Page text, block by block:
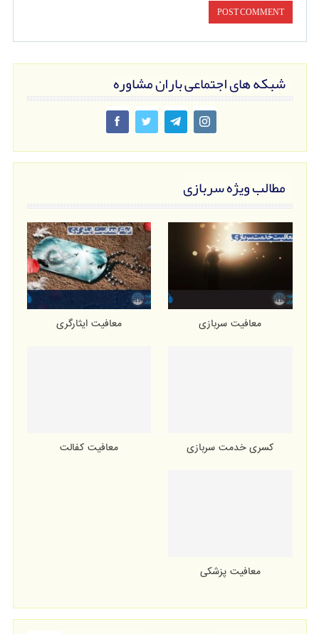
شبکه های اجتماعی باران مشاوره
مطالب ویژه سربازی
معافیت سربازی معافیت ایثارگری
کسری خدمت سربازی معافیت کفالت
معافیت پزشکی